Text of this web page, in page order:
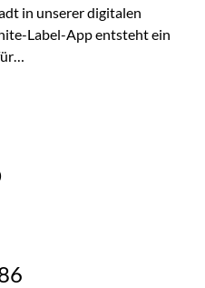
in unserer digitalen
Label-App entsteht ein